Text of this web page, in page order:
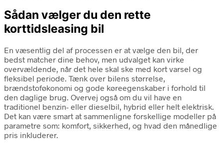
Sådan vælger du den rette
korttidsleasing bil
En væsentlig del af processen er at vælge den bil, der
bedst matcher dine behov, men udvalget kan virke
overvældende, når det hele skal ske med kort varsel og
fleksibel periode. Tænk over bilens størrelse,
brændstoføkonomi og gode køreegenskaber i forhold til
den daglige brug. Overvej også om du vil have en
traditionel benzin- eller dieselbil, hybrid eller helt elektrisk.
Det kan være smart at sammenligne forskellige modeller på
parametre som: komfort, sikkerhed, og hvad den månedlige
pris inkluderer.